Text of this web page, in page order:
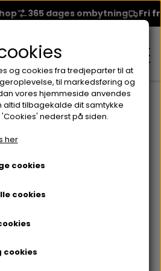
365 dages ombytning Fri
GO STRONG GEL
og cookies fra tredjeparter til at
til markedsføring og
vores hjemmeside anvendes
altid tilbagekalde dit samtykke
nederst på siden.
her
cookies
cookies
cookies